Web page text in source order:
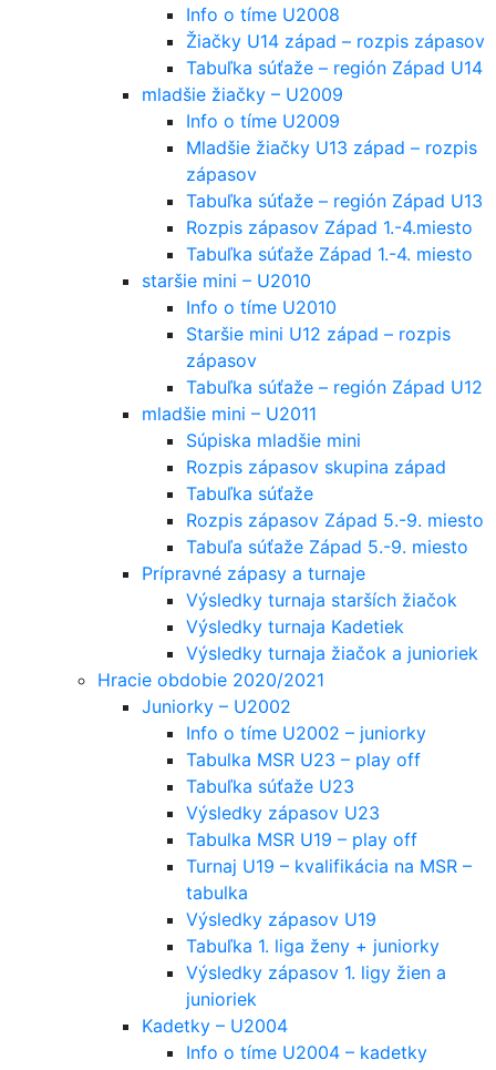
Info o tíme U2008
Žiačky U14 západ – rozpis zápasov
Tabuľka súťaže – región Západ U14
mladšie žiačky – U2009
Info o tíme U2009
Mladšie žiačky U13 západ – rozpis
zápasov
Tabuľka súťaže – región Západ U13
Rozpis zápasov Západ 1.-4.miesto
Tabuľka súťaže Západ 1.-4. miesto
staršie mini – U2010
Info o tíme U2010
Staršie mini U12 západ – rozpis
zápasov
Tabuľka súťaže – región Západ U12
mladšie mini – U2011
Súpiska mladšie mini
Rozpis zápasov skupina západ
Tabuľka súťaže
Rozpis zápasov Západ 5.-9. miesto
Tabuľa súťaže Západ 5.-9. miesto
Prípravné zápasy a turnaje
Výsledky turnaja starších žiačok
Výsledky turnaja Kadetiek
Výsledky turnaja žiačok a junioriek
Hracie obdobie 2020/2021
Juniorky – U2002
Info o tíme U2002 – juniorky
Tabulka MSR U23 – play off
Tabuľka súťaže U23
Výsledky zápasov U23
Tabulka MSR U19 – play off
Turnaj U19 – kvalifikácia na MSR –
tabulka
Výsledky zápasov U19
Tabuľka 1. liga ženy + juniorky
Výsledky zápasov 1. ligy žien a
junioriek
Kadetky – U2004
Info o tíme U2004 – kadetky